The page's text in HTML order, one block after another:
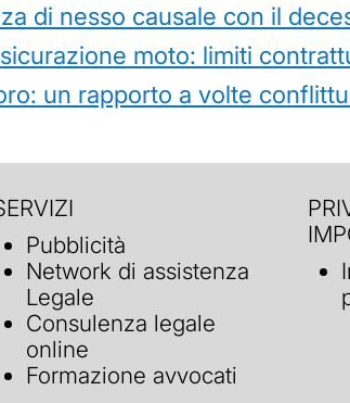
di nesso causale con il
moto: limiti
un rapporto a volte
Pubblicità
Network di assistenza
Legale
Consulenza legale
online
Formazione avvocati